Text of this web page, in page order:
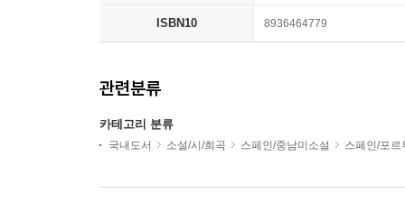
ISBN10 8936464779
관련분류
카테고리 분류
국내도서 소설/시/희곡 스페인/중남미소설 스페인/포르